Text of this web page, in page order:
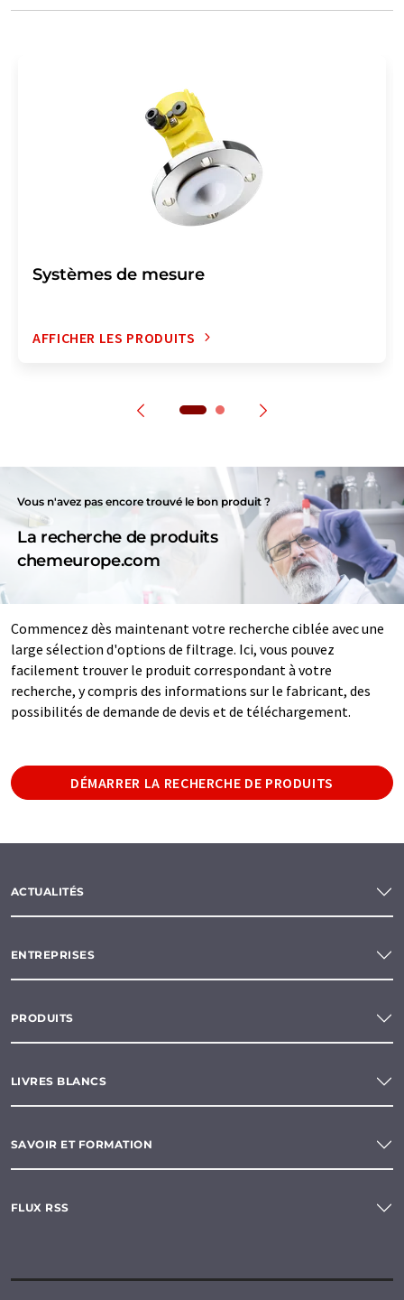
Systèmes de mesure
AFFICHER LES PRODUITS
Vous n'avez pas encore trouvé le bon produit ?
La recherche de produits
chemeurope.com
Commencez dès maintenant votre recherche ciblée avec une
large sélection d'options de filtrage. Ici, vous pouvez
facilement trouver le produit correspondant à votre
recherche, y compris des informations sur le fabricant, des
possibilités de demande de devis et de téléchargement.
DÉMARRER LA RECHERCHE DE PRODUITS
ACTUALITÉS
ENTREPRISES
PRODUITS
LIVRES BLANCS
SAVOIR ET FORMATION
FLUX RSS